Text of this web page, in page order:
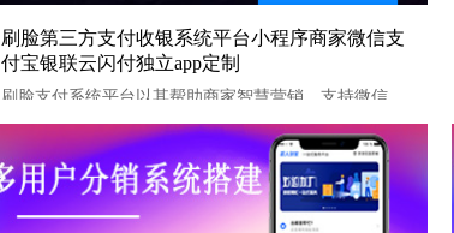
刷脸第三方支付收银系统平台小程序商家微信支付宝银联云
闪付独立app定制
刷脸第三方支付收银系统平台小程序商家微信支
付宝银联云闪付独立app定制
刷脸支付系统平台以其帮助商家智慧营销，支持微信